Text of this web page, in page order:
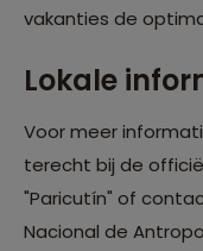
vakanties de
Lokale
Voor meer
terecht bij de
"Paricutín" of
Nacional de